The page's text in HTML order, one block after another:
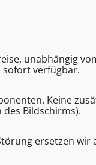
unabhängig
verfügbar.
Keine
Bildschirms).
ersetzen wir